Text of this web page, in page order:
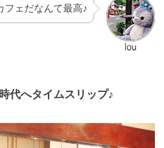
フェだなんて最高♪
代へタイムスリップ♪